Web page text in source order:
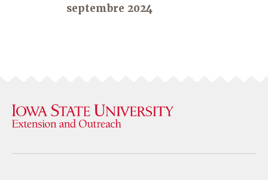
septembre 2024